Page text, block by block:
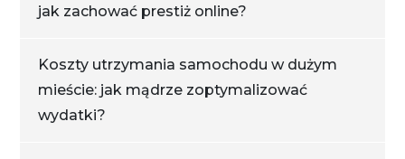
jak zachować prestiż online?
Koszty utrzymania samochodu w dużym
mieście: jak mądrze zoptymalizować
wydatki?